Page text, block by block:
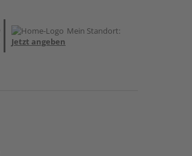
Mein Standort:
Jetzt angeben